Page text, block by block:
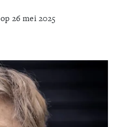
op 26 mei 2025